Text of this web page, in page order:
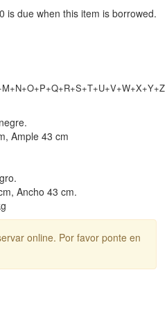
is due when this item is borrowed.
Ample 43 cm
Ancho 43 cm.
online. Por favor ponte en